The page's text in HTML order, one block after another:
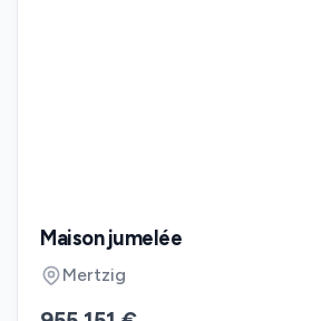
Maison jumelée
Mertzig